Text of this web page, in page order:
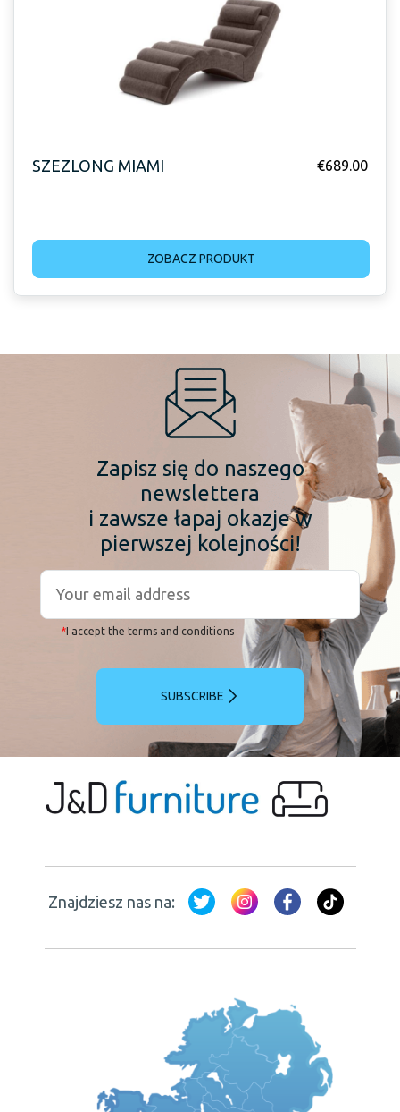
SZEZLONG MIAMI €689.00
ZOBACZ PRODUKT
Zapisz się do naszego
newslettera
i zawsze łapaj okazje w
pierwszej kolejności!
*I accept the terms and conditions
SUBSCRIBE
Znajdziesz nas na: